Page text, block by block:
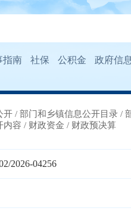
指南 社保 公积金 政府信
开 / 部门和乡镇信息公开目录 /
内容 / 财政资金 / 财政预决算
2026-04256